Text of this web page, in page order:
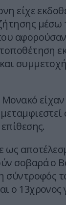
είχε
μέσω
είχαν
ως
σοβαρά ο
σύντροφός
ο 13χρονος